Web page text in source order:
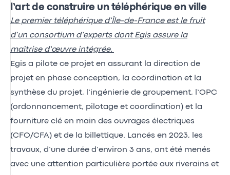
l’art de construire un téléphérique en ville
Le premier téléphérique d’Île-de-France est le fruit
d’un consortium d’experts dont Egis assure la
maîtrise d’œuvre intégrée.
Egis a pilote ce projet en assurant la direction de
projet en phase conception, la coordination et la
synthèse du projet, l’ingénierie de groupement, l’OPC
(ordonnancement, pilotage et coordination) et la
fourniture clé en main des ouvrages électriques
(CFO/CFA) et de la billettique. Lancés en 2023, les
travaux, d’une durée d’environ 3 ans, ont été menés
avec une attention particulière portée aux riverains et